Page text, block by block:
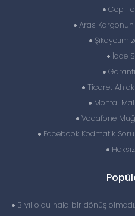
Cep
Aras
İade
Ticaret
Montaj
Vodafone
Facebook Kodmatik
3 yıl oldu hala bir dönüş